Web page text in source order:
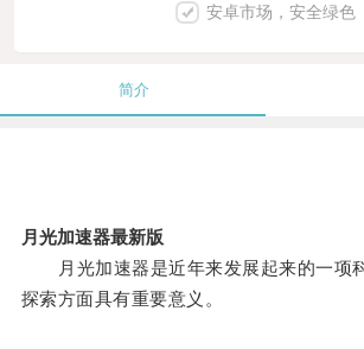
安卓市场，安全绿色
简介
月光加速器最新版
月光加速器是近年来发展起来的一项
探索方面具有重要意义。